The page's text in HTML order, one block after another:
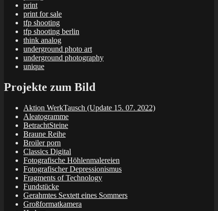
print
print for sale
tfp shooting
tfp shooting berlin
think analog
underground photo art
underground photography
unique
Projekte zum Bild
Aktion WerkTausch (Update 15. 07. 2022)
Aleatogramme
BetrachtSteine
Braune Reihe
Broiler porn
Classics Digital
Fotografische Höhlenmalereien
Fotografischer Depressionismus
Fragments of Technology
Fundstücke
Gerahmtes Sextett eines Sommers
Großformatkamera